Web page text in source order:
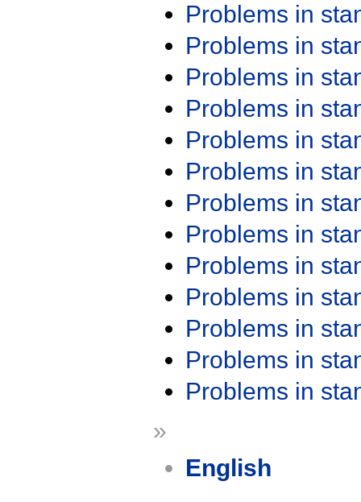
Problems in
Problems in
Problems in
Problems in
Problems in
Problems in
Problems in
Problems in
Problems in
Problems in
Problems in
Problems in
Problems in
»
English